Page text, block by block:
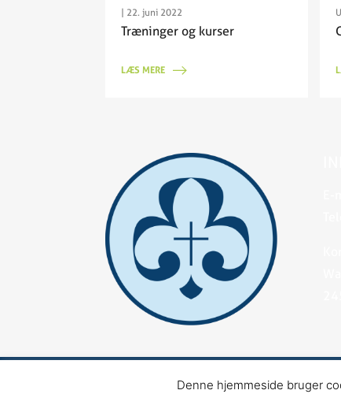
| 22. juni 2022
Træninger og kurser
LÆS MERE
Denne hjemmeside bruger